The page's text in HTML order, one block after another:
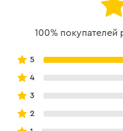
100% покупателей
5
4
3
2